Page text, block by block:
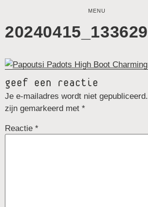
MENU
20240415_133629
geef een reactie
Je e-mailadres wordt niet gepubliceerd.
zijn gemarkeerd met *
Reactie *